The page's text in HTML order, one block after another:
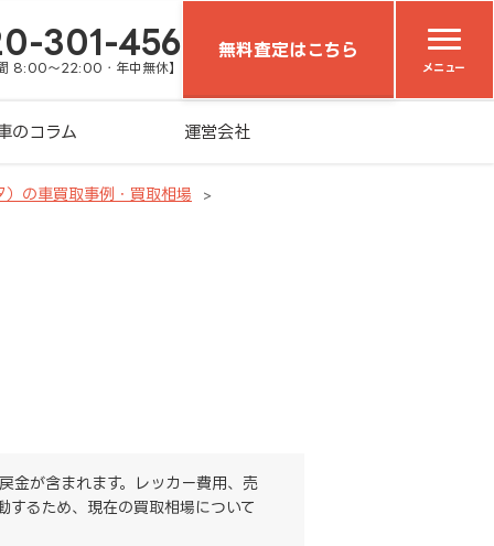
301-456
8:00～22:00・年中無休】
無料査定はこちら
メニュー
のコラム 運営会社
）の車買取事例・買取相場
金が含まれます。レッカー費用、売
するため、現在の買取相場について